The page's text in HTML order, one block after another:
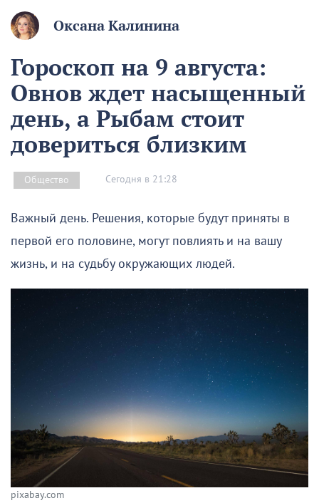
Оксана Калинина
Гороскоп на 9 августа:
Овнов ждет насыщенный
день, а Рыбам стоит
довериться близким
Общество Сегодня в 21:28
Важный день. Решения, которые будут приняты в
первой его половине, могут повлиять и на вашу
жизнь, и на судьбу окружающих людей.
pixabay.com